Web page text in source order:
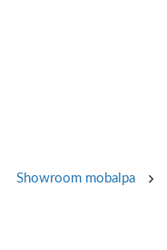
Showroom mobalpa